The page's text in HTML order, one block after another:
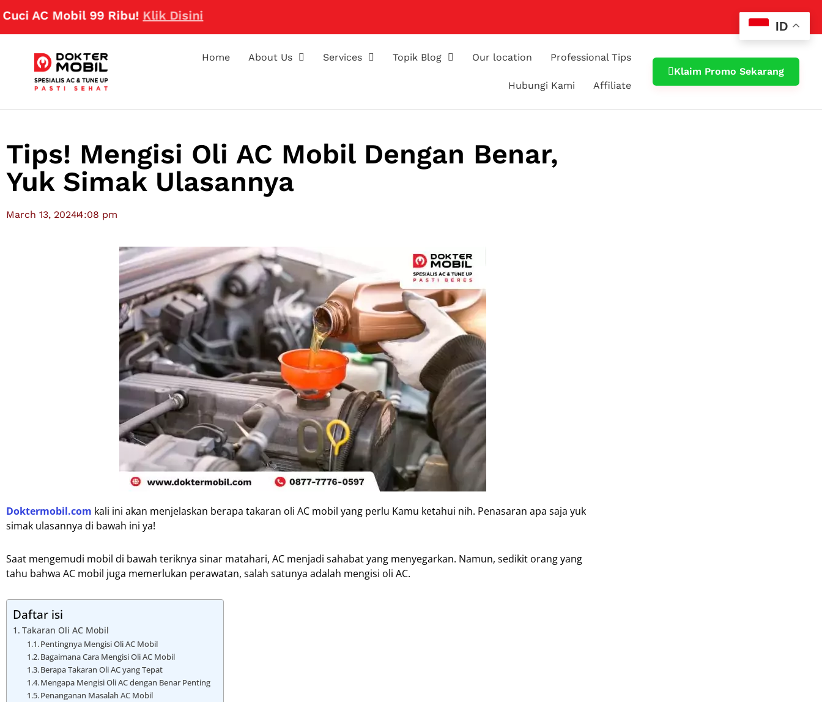
Mobil 99 Ribu!Klik Disini
Home About Us Services Topik Blog Our location Professional Tips
Hubungi Kami Affiliate
Klaim Promo Sekarang
Tips! Mengisi Oli AC Mobil Dengan Benar,
Yuk Simak Ulasannya
March 13, 20244:08 pm
Doktermobil.com kali ini akan menjelaskan berapa takaran oli AC mobil yang perlu Kamu ketahui nih. Penasaran apa saja yuk
simak ulasannya di bawah ini ya!
Saat mengemudi mobil di bawah teriknya sinar matahari, AC menjadi sahabat yang menyegarkan. Namun, sedikit orang yang
tahu bahwa AC mobil juga memerlukan perawatan, salah satunya adalah mengisi oli AC.
Daftar isi
Takaran Oli AC Mobil
Pentingnya Mengisi Oli AC Mobil
Bagaimana Cara Mengisi Oli AC Mobil
Berapa Takaran Oli AC yang Tepat
Mengapa Mengisi Oli AC dengan Benar Penting
Penanganan Masalah AC Mobil
ID